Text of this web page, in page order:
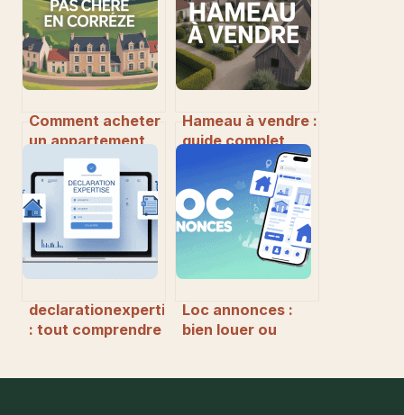
Comment acheter
un appartement
pas cher en
Corrèze : le guide
complet
Hameau à vendre :
guide complet
pour réussir votre
achat
declarationexpertise.fr
: tout comprendre
Loc annonces :
bien louer ou